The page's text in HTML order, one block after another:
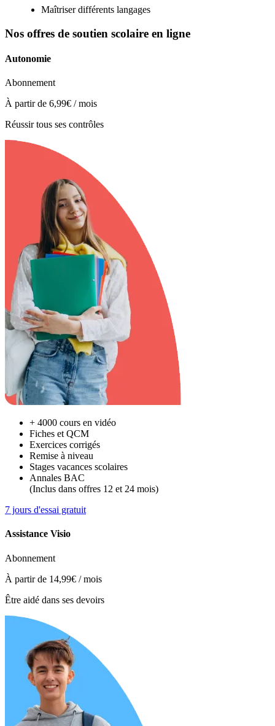
Maîtriser différents langages
Nos offres de soutien scolaire en ligne
Autonomie
Abonnement
À partir de 6,99€ / mois
Réussir tous ses contrôles
+ 4000 cours en vidéo
Fiches et QCM
Exercices corrigés
Remise à niveau
Stages vacances scolaires
Annales BAC
(Inclus dans offres 12 et 24 mois)
7 jours d'essai gratuit
Assistance Visio
Abonnement
À partir de 14,99€ / mois
Être aidé dans ses devoirs